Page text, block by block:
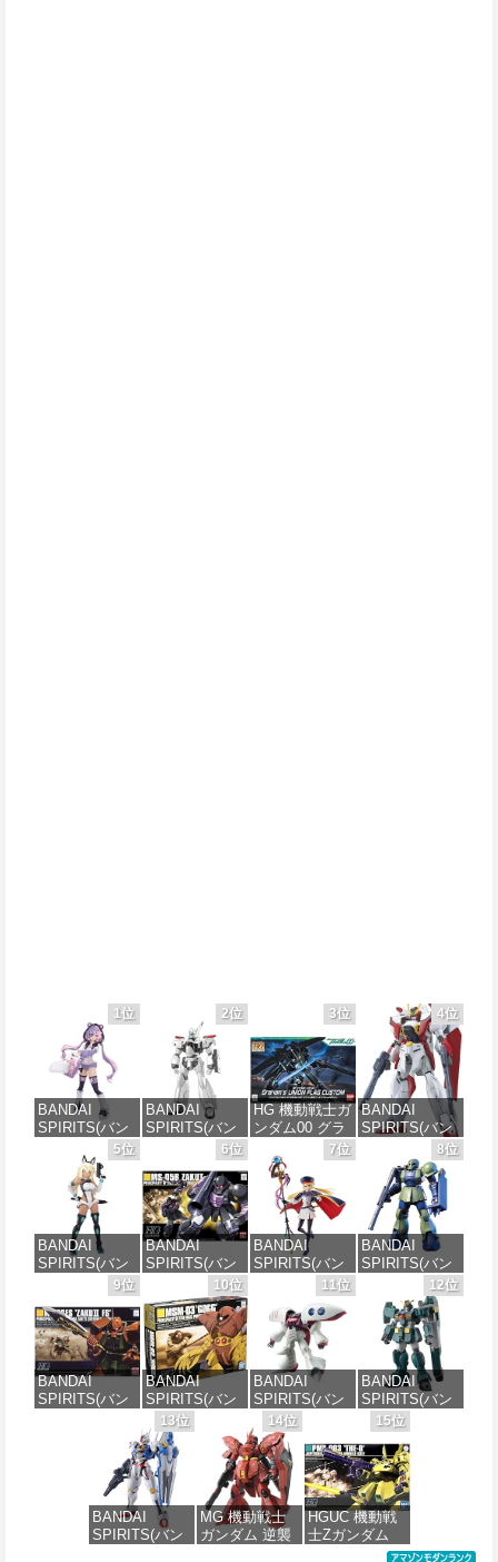
1位
BANDAI
SPIRITS(バン
ダイ スピリッ
ツ) 30MS SIS-
J00 メルンジ
ャ[カラーA] 色
分け済みプラ
モデル
価格：¥4,200
2位
BANDAI
SPIRITS(バン
ダイ スピリッ
ツ) 機動警察パ
トレイバー
EZY RG 1/48
AV-98Plus (イ
ングラム・プ
ラス) 色分け済
みプラモデル
価格：¥6,600
3位
HG 機動戦士ガ
ンダム00 グラ
ハム専用ユニ
オンフラッグ
カスタム 1/144
スケール 色分
け済みプラモ
デル
価格：¥1,800
4位
BANDAI
SPIRITS(バン
ダイ スピリッ
ツ) HGAW 機
動新世紀ガン
ダムX ガンダ
ムエアマスタ
ー 1/144スケー
ル 色分け済み
プラモデル
価格：¥3,600
5位
BANDAI
SPIRITS(バン
ダイスピリッ
ツ) 30MS SIS-
H00 セスティ
エ[カラーC] 色
分け済みプラ
モデル
価格：¥4,500
6位
BANDAI
SPIRITS(バン
ダイ スピリッ
ツ) HGUC 機動
戦士ガンダム
ザクI(黒い三連
星仕様) 1/144
スケール 色分
け済みプラモ
デル
価格：¥2,202
7位
BANDAI
SPIRITS(バン
ダイ スピリッ
Fate/Grand
Order アルトリ
ア・キャスタ
ー 色分け済み
プラモデル
価格：¥7,800
8位
BANDAI
SPIRITS(バン
ダイ スピリッ
ツ) HGUC
1/144 HGUC
MS-05BザクI
(機動戦士ガン
ダム)
価格：¥2,300
9位
BANDAI
SPIRITS(バン
(ガルマ専用機)
(機動戦士ガン
価格：¥2,982
10位
BANDAI
SPIRITS(バン
ダイ スピリッ
ツ) HGUC 機動
戦士ガンダム
MSM-03 ゴッ
グ 1/144スケー
ル 色分け済み
プラモデル
11位
BANDAI
SPIRITS(バン
ダイ スピリッ
ツ) HGUC 195
機動戦士Zガン
ダム キュベレ
イ 1/144スケー
ル 色分け済み
プラモデル
12位
BANDAI
SPIRITS(バン
ダイ スピリッ
ツ) HG 機動新
世紀ガンダムX
ガンダムレオ
パルド 1/144ス
ケール 色分け
済みプラモデ
ル
13位
BANDAI
SPIRITS(バン
14位
MG 機動戦士
ガンダム 逆襲
15位
HGUC 機動戦
士Zガンダム
PMX-003 ジ・